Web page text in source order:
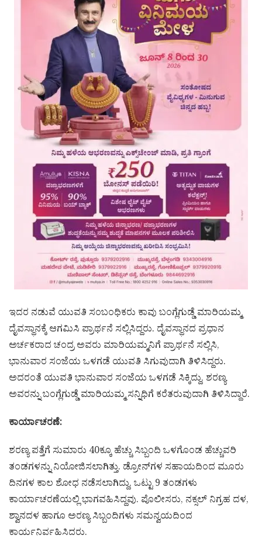
ಇದರ ನಡುವೆ ಯುವತಿ ಸಂಬಂಧಿಕರು ಕಾವು ಬಂಗ್ಲೆಗುಡ್ಡೆ ಮಾರಿಯಮ್ಮ
ದೈವಸ್ಥಾನಕ್ಕೆ ಆಗಮಿಸಿ ಪ್ರಾರ್ಥನೆ ಸಲ್ಲಿಸಿದ್ದರು. ದೈವಸ್ಥಾನದ ಪ್ರಧಾನ
ಅರ್ಚಕರಾದ ಚಂದ್ರ ಅವರು ಮಾರಿಯಮ್ಮನಿಗೆ ಪ್ರಾರ್ಥನೆ ಸಲ್ಲಿಸಿ,
ಭಾನುವಾರ ಸಂಜೆಯ ಒಳಗಡೆ ಯುವತಿ ಸಿಗುವುದಾಗಿ ತಿಳಿಸಿದ್ದರು.
ಅದರಂತೆ ಯುವತಿ ಭಾನುವಾರ ಸಂಜೆಯ ಒಳಗಡೆ ಸಿಕ್ಕಿದ್ದು, ಶರಣ್ಯ
ಅವರನ್ನು ಬಂಗ್ಲೆಗುಡ್ಡೆ ಮಾರಿಯಮ್ಮ ಸನ್ನಿಧಿಗೆ ಕರೆತರುವುದಾಗಿ ತಿಳಿಸಿದ್ದಾರೆ.
ಕಾರ್ಯಾಚರಣೆ:
ಶರಣ್ಯ ಪತ್ತೆಗೆ ಸುಮಾರು 40ಕ್ಕೂ ಹೆಚ್ಚು ಸಿಬ್ಬಂದಿ ಒಳಗೊಂಡ ಹೆಚ್ಚುವರಿ
ತಂಡಗಳನ್ನು ನಿಯೋಜಿಸಲಾಗಿತ್ತು. ಡ್ರೋನ್‌ಗಳ ಸಹಾಯದಿಂದ ಮೂರು
ದಿನಗಳ ಕಾಲ ಶೋಧ ನಡೆಸಲಾಗಿದ್ದು, ಒಟ್ಟು 9 ತಂಡಗಳು
ಕಾರ್ಯಾಚರಣೆಯಲ್ಲಿ ಭಾಗವಹಿಸಿದ್ದವು. ಪೊಲೀಸರು, ನಕ್ಸಲ್ ನಿಗ್ರಹ ದಳ,
ಶ್ವಾನದಳ ಹಾಗೂ ಅರಣ್ಯ ಸಿಬ್ಬಂದಿಗಳು ಸಮನ್ವಯದಿಂದ
ಕಾರ್ಯನಿರ್ವಹಿಸಿದರು.